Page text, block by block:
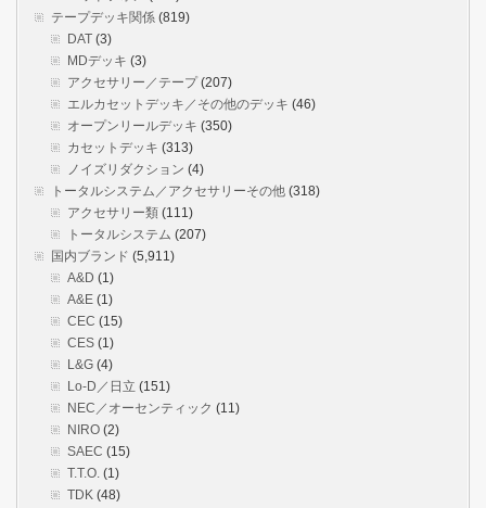
テープデッキ関係 (819)
DAT (3)
MDデッキ (3)
アクセサリー／テープ(207)
エルカセットデッキ／その他のデッキ (46)
オープンリールデッキ (350)
カセットデッキ (313)
ノイズリダクション (4)
トータルシステム／アクセサリーその他 (318)
アクセサリー類 (111)
トータルシステム (207)
国内ブランド (5,911)
A&D (1)
A&E (1)
CEC (15)
CES (1)
L&G (4)
Lo-D／日立 (151)
NEC／オーセンティック (11)
NIRO (2)
SAEC (15)
T.T.O. (1)
TDK (48)